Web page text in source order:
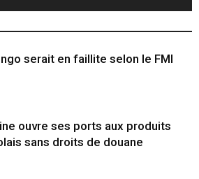
serait en faillite selon le FMI
ouvre ses ports aux produits
sans droits de douane